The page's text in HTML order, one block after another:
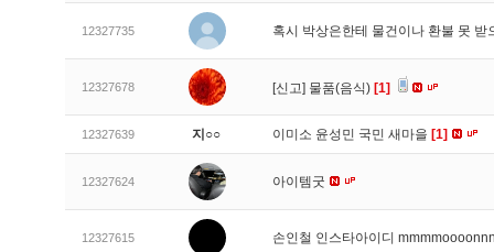
12327735 혹시 박상은한테 물건이나 환불 못 받
12327678 [신고] 물품(음식) [1]
12327639 지○○ 이미소 윤성민 국민 새마을 [1]
12327624 아이템굿
12327615 손인철 인스타아이디